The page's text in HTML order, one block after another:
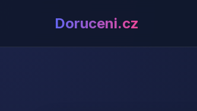
Doruceni.cz